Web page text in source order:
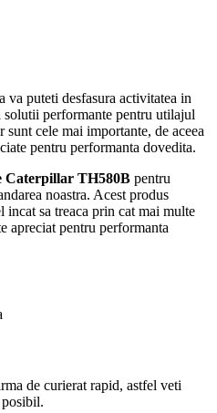
va puteti desfasura activitatea in
performante pentru utilajul
sunt cele mai importante, de aceea
pentru performanta dovedita.
Caterpillar TH580B pentru
noastra. Acest produs
incat sa treaca prin cat mai multe
apreciat pentru performanta
de curierat rapid, astfel veti